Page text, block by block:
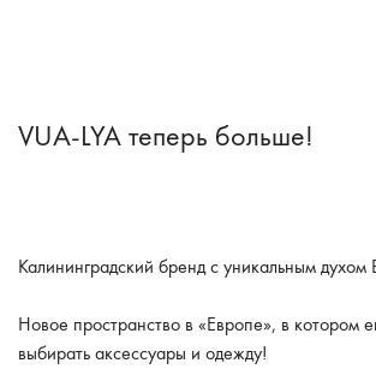
VUA-LYA теперь больше!
Калининградский бренд с уникальным духом
Новое пространство в «Европе», в котором
выбирать аксессуары и одежду!